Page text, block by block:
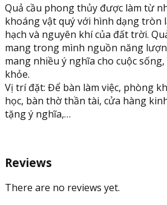
Quả cầu phong thủy được làm từ
khoáng vật quý với hình dạng tròn
hạch và nguyên khí của đất trời.
mang trong mình nguồn năng
mang nhiều ý nghĩa cho cuộc sống,
khỏe.
Vị trí đặt: Để bàn làm việc, phòng
học, bàn thờ thần tài, cửa hàng
tặng ý nghĩa,…
Reviews
There are no reviews yet.